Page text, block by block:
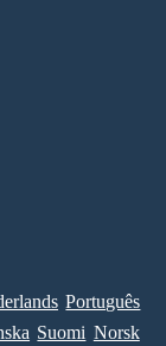
Português
Suomi Norsk